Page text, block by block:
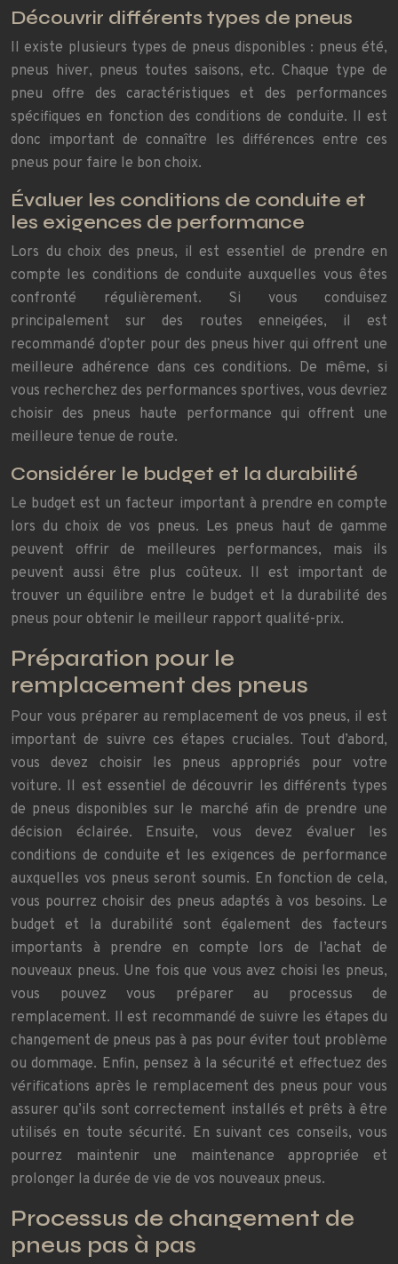
Découvrir différents types de pneus
Il existe plusieurs types de pneus disponibles : pneus été,
pneus hiver, pneus toutes saisons, etc. Chaque type de
pneu offre des caractéristiques et des performances
spécifiques en fonction des conditions de conduite. Il est
donc important de connaître les différences entre ces
pneus pour faire le bon choix.
Évaluer les conditions de conduite et
les exigences de performance
Lors du choix des pneus, il est essentiel de prendre en
compte les conditions de conduite auxquelles vous êtes
confronté régulièrement. Si vous conduisez
principalement sur des routes enneigées, il est
recommandé d’opter pour des pneus hiver qui offrent une
meilleure adhérence dans ces conditions. De même, si
vous recherchez des performances sportives, vous devriez
choisir des pneus haute performance qui offrent une
meilleure tenue de route.
Considérer le budget et la durabilité
Le budget est un facteur important à prendre en compte
lors du choix de vos pneus. Les pneus haut de gamme
peuvent offrir de meilleures performances, mais ils
peuvent aussi être plus coûteux. Il est important de
trouver un équilibre entre le budget et la durabilité des
pneus pour obtenir le meilleur rapport qualité-prix.
Préparation pour le
remplacement des pneus
Pour vous préparer au remplacement de vos pneus, il est
important de suivre ces étapes cruciales. Tout d’abord,
vous devez choisir les pneus appropriés pour votre
voiture. Il est essentiel de découvrir les différents types
de pneus disponibles sur le marché afin de prendre une
décision éclairée. Ensuite, vous devez évaluer les
conditions de conduite et les exigences de performance
auxquelles vos pneus seront soumis. En fonction de cela,
vous pourrez choisir des pneus adaptés à vos besoins. Le
budget et la durabilité sont également des facteurs
importants à prendre en compte lors de l’achat de
nouveaux pneus. Une fois que vous avez choisi les pneus,
vous pouvez vous préparer au processus de
remplacement. Il est recommandé de suivre les étapes du
changement de pneus pas à pas pour éviter tout problème
ou dommage. Enfin, pensez à la sécurité et effectuez des
vérifications après le remplacement des pneus pour vous
assurer qu’ils sont correctement installés et prêts à être
utilisés en toute sécurité. En suivant ces conseils, vous
pourrez maintenir une maintenance appropriée et
prolonger la durée de vie de vos nouveaux pneus.
Processus de changement de
pneus pas à pas